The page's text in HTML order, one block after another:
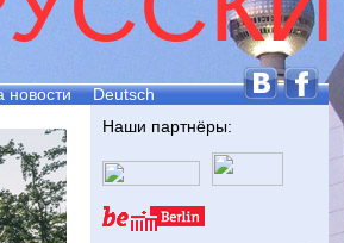
новости Deutsch
Наши партнёры: